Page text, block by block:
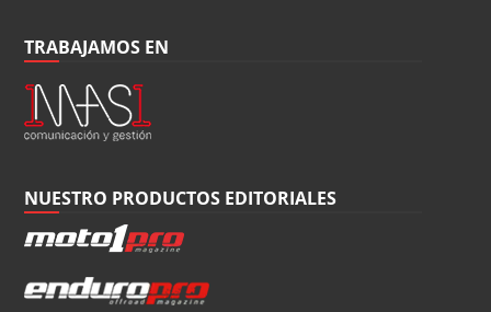
TRABAJAMOS EN
NUESTRO PRODUCTOS EDITORIALES